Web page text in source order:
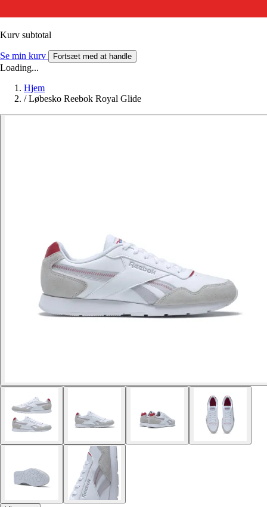
Kurv subtotal
Se min kurv Fortsæt med at handle
Loading...
Hjem
/ Løbesko Reebok Royal Glide